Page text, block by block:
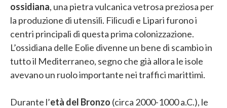
ossidiana, una pietra vulcanica vetrosa preziosa per
la produzione di utensili. Filicudi e Lipari furono i
centri principali di questa prima colonizzazione.
L’ossidiana delle Eolie divenne un bene di scambio in
tutto il Mediterraneo, segno che già allora le isole
avevano un ruolo importante nei traffici marittimi.
Durante l’età del Bronzo (circa 2000-1000 a.C.), le